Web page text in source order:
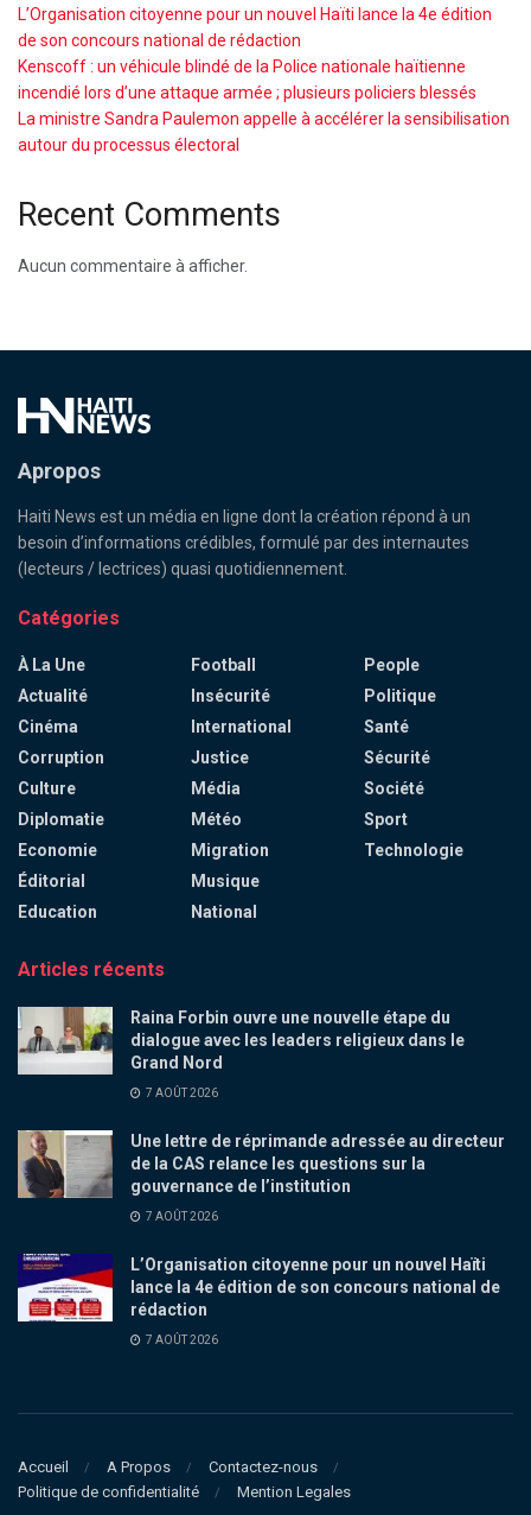
L’Organisation citoyenne pour un nouvel Haïti lance la 4e édition
de son concours national de rédaction
Kenscoff : un véhicule blindé de la Police nationale haïtienne
incendié lors d’une attaque armée ; plusieurs policiers blessés
La ministre Sandra Paulemon appelle à accélérer la sensibilisation
autour du processus électoral
Recent Comments
Aucun commentaire à afficher.
Apropos
Haiti News est un média en ligne dont la création répond à un
besoin d’informations crédibles, formulé par des internautes
(lecteurs / lectrices) quasi quotidiennement.
Catégories
À La Une
Actualité
Cinéma
Corruption
Culture
Diplomatie
Economie
Éditorial
Education
Football
Insécurité
International
Justice
Média
Météo
Migration
Musique
National
People
Politique
Santé
Sécurité
Société
Sport
Technologie
Articles récents
Raina Forbin ouvre une nouvelle étape du
dialogue avec les leaders religieux dans le
Grand Nord
7 AOÛT 2026
Une lettre de réprimande adressée au directeur
de la CAS relance les questions sur la
gouvernance de l’institution
7 AOÛT 2026
L’Organisation citoyenne pour un nouvel Haïti
lance la 4e édition de son concours national de
rédaction
7 AOÛT 2026
Accueil A Propos
Contactez-nous
Politique de confidentialité
Mention Legales